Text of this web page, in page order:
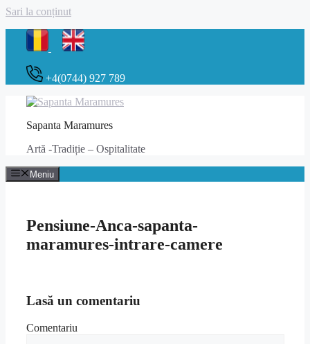
Sari la conținut
+4(0744) 927 789
Sapanta Maramures
Artă -Tradiție – Ospitalitate
Meniu
Pensiune-Anca-sapanta-
maramures-intrare-camere
Lasă un comentariu
Comentariu